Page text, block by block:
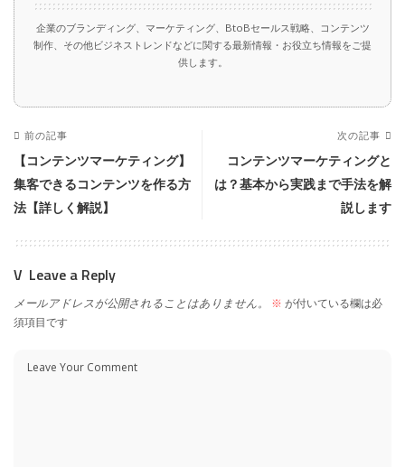
企業のブランディング、マーケティング、BtoBセールス戦略、コンテンツ
制作、その他ビジネストレンドなどに関する最新情報・お役立ち情報をご提
供します。
前の記事
【コンテンツマーケティング】
集客できるコンテンツを作る方
法【詳しく解説】
次の記事
コンテンツマーケティングと
は？基本から実践まで手法を解
説します
Leave a Reply
メールアドレスが公開されることはありません。 ※ が付いている欄は必
須項目です